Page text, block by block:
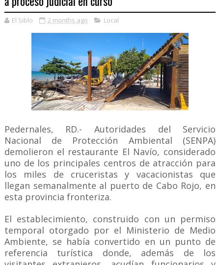
El Siblo 2 months ago Local
Pedernales, RD.- Autoridades del Servicio
Nacional de Protección Ambiental (SENPA)
demolieron el restaurante El Navío, considerado
uno de los principales centros de atracción para
los miles de cruceristas y vacacionistas que
llegan semanalmente al puerto de Cabo Rojo, en
esta provincia fronteriza.
El establecimiento, construido con un permiso
temporal otorgado por el Ministerio de Medio
Ambiente, se había convertido en un punto de
referencia turística donde, además de los